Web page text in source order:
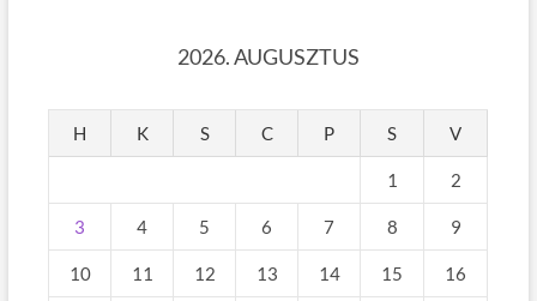
2026. AUGUSZTUS
H K S C P S V
1 2
3 4 5 6 7 8 9
10 11 12 13 14 15 16